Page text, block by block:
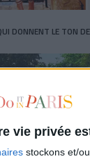
vie privée
stockons et/
DONNENT LE TON